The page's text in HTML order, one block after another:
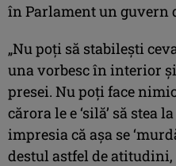
în Parlament un guvern
„Nu poţi să stabileşti
una vorbesc în interior
presei. Nu poţi face
cărora le e ‘silă’ să stea
impresia că aşa se
destul astfel de atitudini,